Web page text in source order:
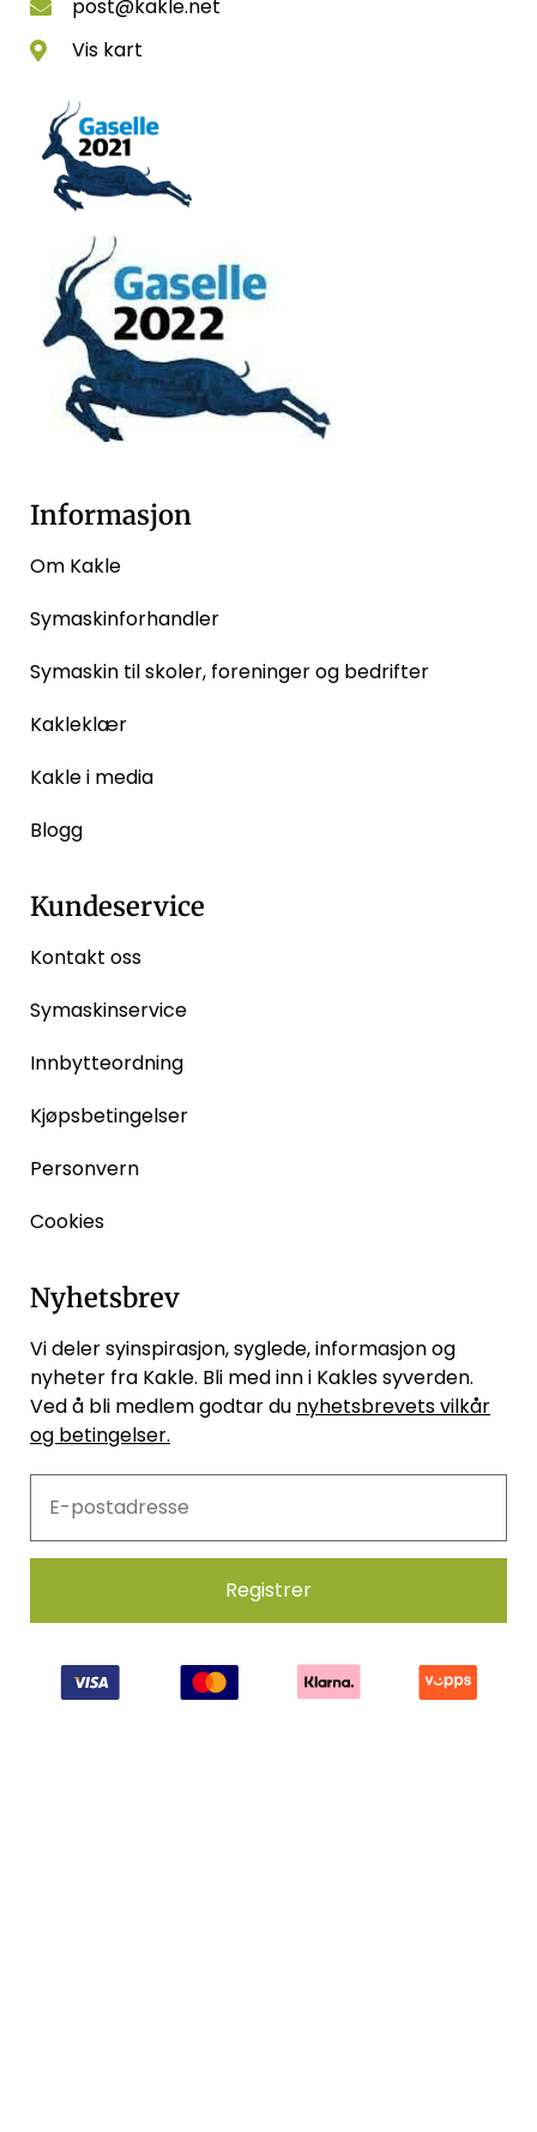
post@kakle.net
Vis kart
Informasjon
Om Kakle
Symaskinforhandler
Symaskin til skoler, foreninger og bedrifter
Kakleklær
Kakle i media
Blogg
Kundeservice
Kontakt oss
Symaskinservice
Innbytteordning
Kjøpsbetingelser
Personvern
Cookies
Nyhetsbrev
Vi deler syinspirasjon, syglede, informasjon og
nyheter fra Kakle. Bli med inn i Kakles syverden.
Ved å bli medlem godtar du nyhetsbrevets vilkår
og betingelser.